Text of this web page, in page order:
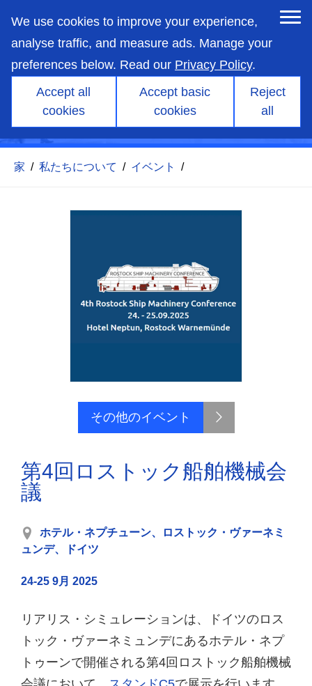
We use cookies to improve your experience,
analyse traffic, and measure ads. Manage your
preferences below. Read our Privacy Policy.
Accept all
cookies
Accept basic
cookies
Reject
all
main
content
第4回ロストック船舶機械会
議
家 / 私たちについて / イベント /
その他のイベント
第4回ロストック船舶機械会
議
ホテル・ネプチューン、ロストック・ヴァーネミ
ュンデ、ドイツ
24-25 9月 2025
リアリス・シミュレーションは、ドイツのロス
トック・ヴァーネミュンデにあるホテル・ネプ
トゥーンで開催される第4回ロストック船舶機械